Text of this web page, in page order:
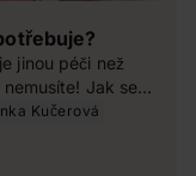
jinou péči než
Jak se
potřebuje,
Kučerová